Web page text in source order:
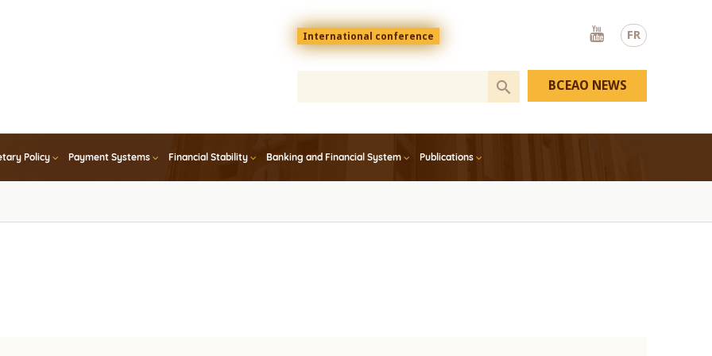
FR
Menu
top
En
International conference
Youtube
Policy Payment Systems Financial Stability Banking and Financial System Publications
BCEAO NEWS